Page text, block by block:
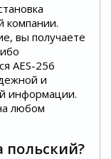
компании.
вы получаете
AES-256
и
информации.
любом
польский?